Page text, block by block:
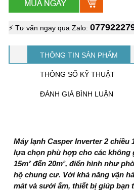
⚡ Tư vấn ngay qua Zalo:
THÔNG TIN SẢN PHẨM
THÔNG SỐ KỸ THUẬT
ĐÁNH GIÁ BÌNH LUẬN
Máy lạnh Casper Inverter 2 chiều
lựa chọn phù hợp cho các không
15m² đến 20m², điển hình như
hộ chung cư. Với khả năng vận
mát và sưởi ấm, thiết bị giúp bạn